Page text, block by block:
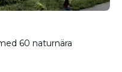
60 naturnära